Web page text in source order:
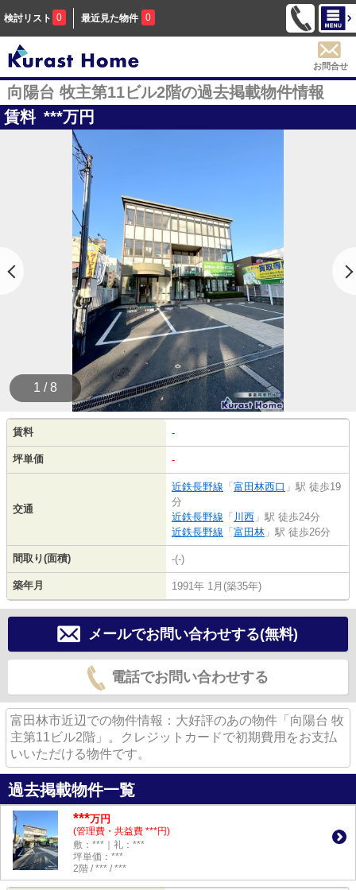
検討リスト 0 最近見た物件 0
お問合せ
向陽台 牧主第11ビル2階の過去掲載物件情報
賃料 ***万円
1 / 8
賃料 -
坪単価 -
交通
近鉄長野線 「 富田林西口 」駅 徒歩19
分
近鉄長野線 「 川西 」駅 徒歩24分
近鉄長野線 「 富田林 」駅 徒歩26分
間取り(面積) -(-)
築年月 1991年 1月(築35年)
メールでお問い合わせする(無料)
電話でお問い合わせする
富田林市近辺での物件情報：大好評のあの物件「向陽台 牧
主第11ビル2階」。クレジットカードで初期費用をお支払
いいただける物件です。
過去掲載物件一覧
***万円
(管理費・共益費 ***円)
敷：***｜礼：***
坪単価：***
2階 / *** / ***